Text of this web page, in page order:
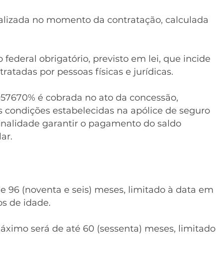
no momento da contratação, calculada
federal obrigatório, previsto em lei, que incide
por pessoas físicas e jurídicas.
é cobrada no ato da concessão,
estabelecidas na apólice de seguro
garantir o pagamento do saldo
96 (noventa e seis) meses, limitado à data em
de idade.
será de até 60 (sessenta) meses, limitado